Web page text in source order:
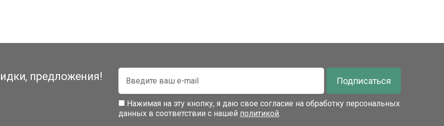
предложения! Подписаться
Нажимая на эту кнопку, я даю свое согласие на обработку персональных
данных в соответствии с нашей политикой.